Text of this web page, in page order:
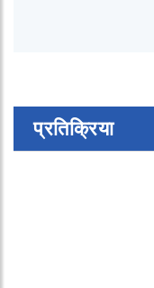
प्रतिक्रिया